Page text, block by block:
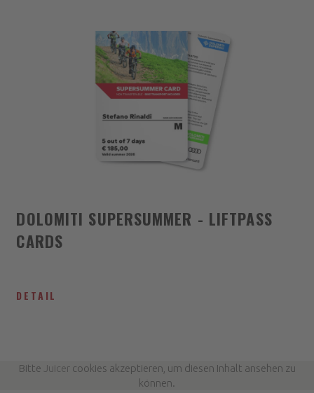
DOLOMITI SUPERSUMMER - LIFTPASS
CARDS
DETAIL
Bitte Juicercookies akzeptieren, um diesen Inhalt ansehen zu
können.